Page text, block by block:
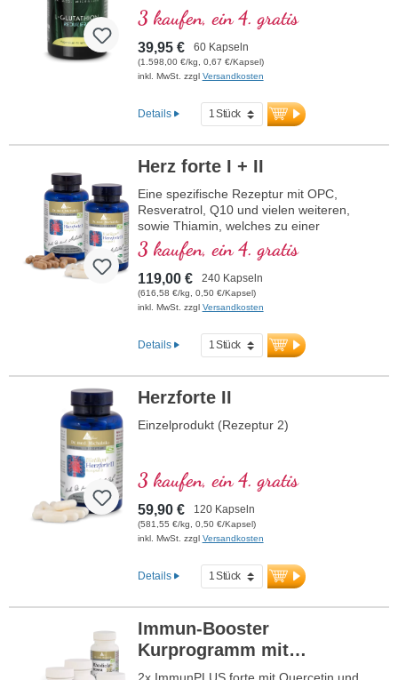
3 kaufen, ein 4. gratis
39,95 € 60 Kapseln
(1.598,00 €/kg, 0,67 €/Kapsel)
inkl. MwSt. zzgl Versandkosten
Details
Herz forte I + II
Eine spezifische Rezeptur mit OPC,
Resveratrol, Q10 und vielen weiteren,
sowie Thiamin, welches zu einer
normalen Herzfunktion beiträgt. (Rezeptur
1 und Rezeptur 2)
3 kaufen, ein 4. gratis
119,00 € 240 Kapseln
(616,58 €/kg, 0,50 €/Kapsel)
inkl. MwSt. zzgl Versandkosten
Details
Herzforte II
Einzelprodukt (Rezeptur 2)
3 kaufen, ein 4. gratis
59,90 € 120 Kapseln
(581,55 €/kg, 0,50 €/Kapsel)
inkl. MwSt. zzgl Versandkosten
Details
Immun-Booster
Kurprogramm mit
Quercetin
2x ImmunPLUS forte mit Quercetin und